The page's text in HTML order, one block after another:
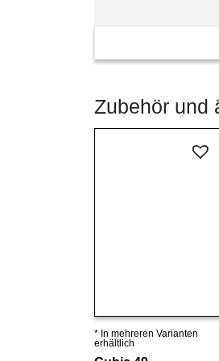
Zubehör und
Details ansehen
* In mehreren Varianten
erhältlich